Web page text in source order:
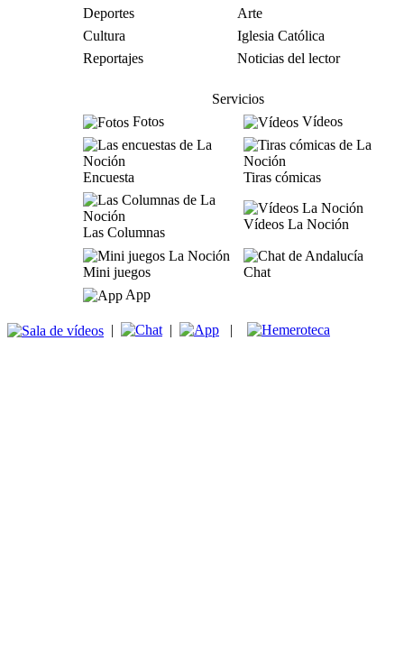
Deportes
Arte
Cultura
Iglesia Católica
Reportajes
Noticias del lector
Servicios
Fotos
Vídeos
Encuesta Tiras cómicas
Las Columnas
Vídeos La Noción
Mini juegos
Chat
App
| | |